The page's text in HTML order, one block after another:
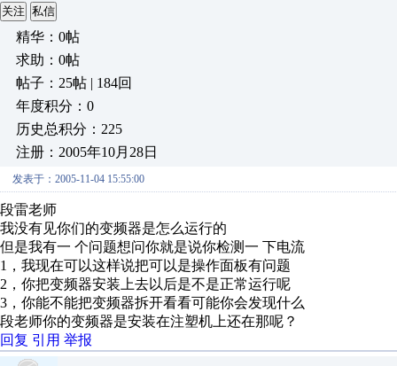
关注 私信
精华：0帖
求助：0帖
帖子：25帖 | 184回
年度积分：0
历史总积分：225
注册：2005年10月28日
发表于：2005-11-04 15:55:00
段雷老师
我没有见你们的变频器是怎么运行的
但是我有一 个问题想问你就是说你检测一 下电流
1，我现在可以这样说把可以是操作面板有问题
2，你把变频器安装上去以后是不是正常运行呢
3，你能不能把变频器拆开看看可能你会发现什么
段老师你的变频器是安装在注塑机上还在那呢？
回复 引用 举报